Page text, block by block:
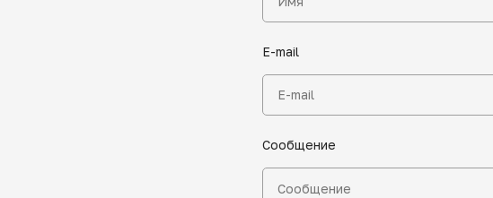
E-mail
Сообщение